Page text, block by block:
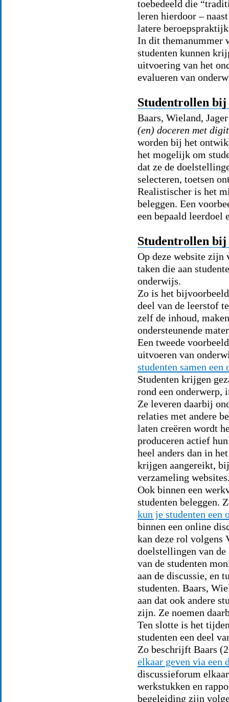
toebedeeld die
leren hierdoor –
latere
In dit themanummer
studenten kunnen
uitvoering van het
evalueren van
Studentrollen
Baars, Wieland,
(en) doceren met
worden bij het
het mogelijk om
dat ze de
selecteren, toetsen
Realistischer is het
beleggen. Een
een bepaald leerdoel
Studentrollen
Op deze website zijn
taken die aan
onderwijs.
Zo is het
deel van de leerstof
zelf de inhoud,
ondersteunende
Een tweede
uitvoeren van
studenten samen
Studenten krijgen
rond een onderwerp,
Ze leveren daarbij
relaties met andere
laten creëren wordt
produceren actief
heel anders dan in
krijgen aangereikt,
verzameling
Ook binnen een
studenten beleggen.
kun je studenten een
binnen een online
kan deze rol volgens
doelstellingen van
van de studenten
aan de discussie, en
studenten. Baars,
aan dat ook andere
zijn. Ze noemen
Ten slotte is het
studenten een deel
Zo beschrijft Baars
elkaar geven via een
discussieforum
werkstukken en
begeleiding zijn